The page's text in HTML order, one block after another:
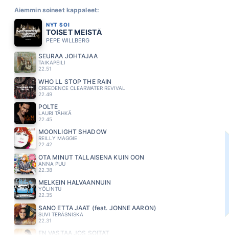
Aiemmin soineet kappaleet:
NYT SOI
TOISET MEISTÄ
PEPE WILLBERG
SEURAA JOHTAJAA
TAIKAPEILI
22.51
WHO LL STOP THE RAIN
CREEDENCE CLEARWATER REVIVAL
22.49
POLTE
LAURI TÄHKÄ
22.45
MOONLIGHT SHADOW
REILLY MAGGIE
22.42
OTA MINUT TÄLLAISENA KUIN OON
ANNA PUU
22.38
MELKEIN HALVAANNUIN
YÖLINTU
22.35
SANO ETTÄ JÄÄT (feat. JONNE AARON)
SUVI TERÄSNISKA
22.31
EN VASTAA JOS SOITAT